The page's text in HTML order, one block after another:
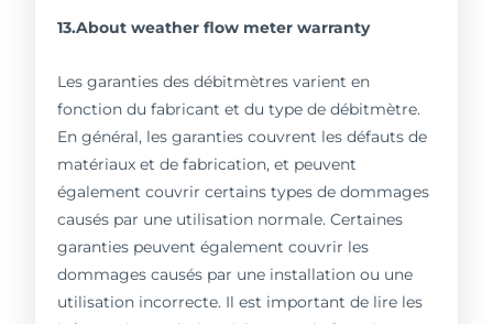
13.About weather flow meter warranty
Les garanties des débitmètres varient en
fonction du fabricant et du type de débitmètre.
En général, les garanties couvrent les défauts de
matériaux et de fabrication, et peuvent
également couvrir certains types de dommages
causés par une utilisation normale. Certaines
garanties peuvent également couvrir les
dommages causés par une installation ou une
utilisation incorrecte. Il est important de lire les